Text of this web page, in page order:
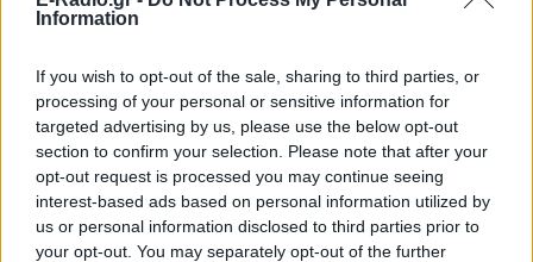
Information
If you wish to opt-out of the sale, sharing to third parties, or
processing of your personal or sensitive information for
targeted advertising by us, please use the below opt-out
section to confirm your selection. Please note that after your
opt-out request is processed you may continue seeing
interest-based ads based on personal information utilized by
us or personal information disclosed to third parties prior to
your opt-out. You may separately opt-out of the further
Pink.gr!
Ακολουθήστε το E-Radio.gr και στο Instagram